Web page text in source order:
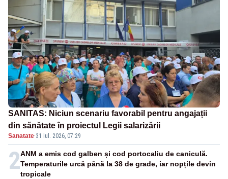
SANITAS: Niciun scenariu favorabil pentru angajații
din sănătate în proiectul Legii salarizării
Sanatate·31 iul. 2026, 07:29
2ANM a emis cod galben și cod portocaliu de caniculă.
Temperaturile urcă până la 38 de grade, iar nopțile devin
tropicale